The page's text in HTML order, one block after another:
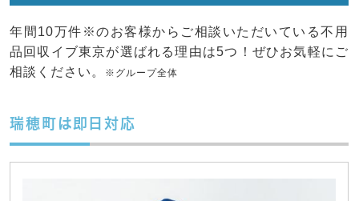
年間10万件※のお客様からご相談いただいている不用
品回収イブ東京が選ばれる理由は5つ！ぜひお気軽にご
相談ください。
※グループ全体
瑞穂町は即日対応